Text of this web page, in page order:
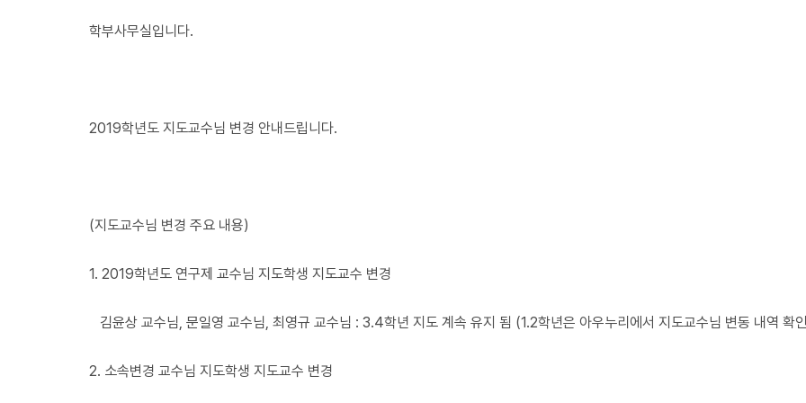
학부사무실입니다.
2019학년도 지도교수님 변경 안내드립니다.
(지도교수님 변경 주요 내용)
1. 2019학년도 연구제 교수님 지도학생 지도교수 변경
김윤상 교수님, 문일영 교수님, 최영규 교수님 : 3.4학년 지도 계속 유지 됨 (1.2학년은 아우누리에서 지도교수님 변동 내역 확
2. 소속변경 교수님 지도학생 지도교수 변경